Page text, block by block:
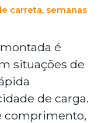
carreta, semanas
é
situações de
de carga.
comprimento,